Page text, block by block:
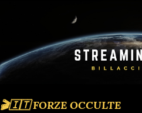
🎬🇮🇹 FORZE OCCULTE